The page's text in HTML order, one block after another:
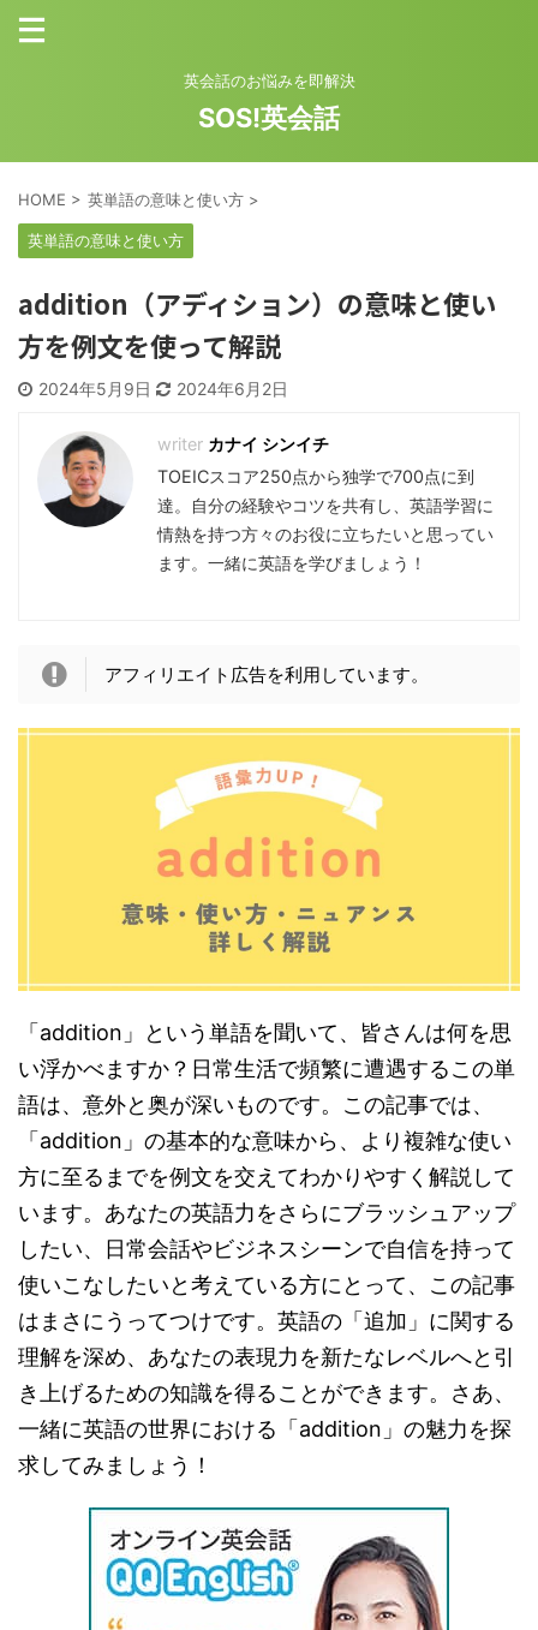
英会話のお悩みを即解決
SOS!英会話
HOME > 英単語の意味と使い方 >
英単語の意味と使い方
addition（アディション）の意味と使い
方を例文を使って解説
2024年5月9日 2024年6月2日
カナイ シンイチ
TOEICスコア250点から独学で700点に到
達。自分の経験やコツを共有し、英語学習に
情熱を持つ方々のお役に立ちたいと思ってい
ます。一緒に英語を学びましょう！
アフィリエイト広告を利用しています。
「addition」という単語を聞いて、皆さんは何を思
い浮かべますか？日常生活で頻繁に遭遇するこの単
語は、意外と奥が深いものです。この記事では、
「addition」の基本的な意味から、より複雑な使い
方に至るまでを例文を交えてわかりやすく解説して
います。あなたの英語力をさらにブラッシュアップ
したい、日常会話やビジネスシーンで自信を持って
使いこなしたいと考えている方にとって、この記事
はまさにうってつけです。英語の「追加」に関する
理解を深め、あなたの表現力を新たなレベルへと引
き上げるための知識を得ることができます。さあ、
一緒に英語の世界における「addition」の魅力を探
求してみましょう！